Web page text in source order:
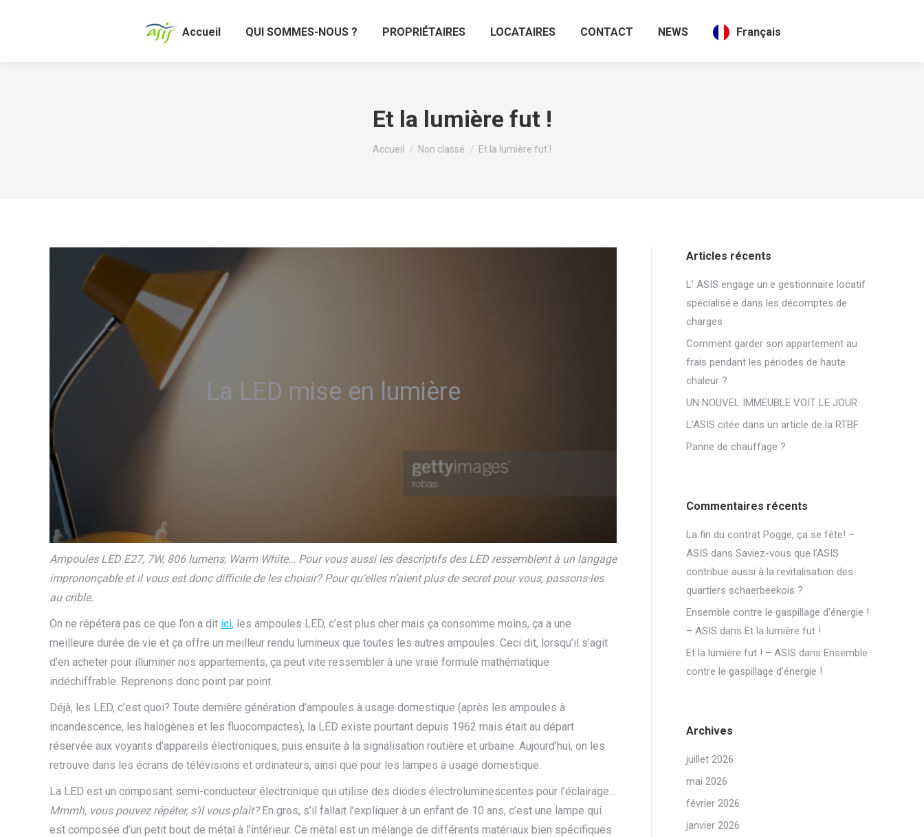
Accueil QUI SOMMES-NOUS ? PROPRIÉTAIRES LOCATAIRES CONTACT NEWS Français
Et la lumière fut !
Vous êtes ici :
Accueil Non classé Et la lumière fut !
La LED mise en lumière
Ampoules LED E27, 7W, 806 lumens, Warm White… Pour vous aussi les descriptifs des LED ressemblent à un langage
imprononçable et il vous est donc difficile de les choisir? Pour qu’elles n’aient plus de secret pour vous, passons-les
au crible.
On ne répétera pas ce que l’on a dit ici, les ampoules LED, c’est plus cher mais ça consomme moins, ça a une
meilleure durée de vie et ça offre un meilleur rendu lumineux que toutes les autres ampoules. Ceci dit, lorsqu’il s’agit
d’en acheter pour illuminer nos appartements, ça peut vite ressembler à une vraie formule mathématique
indéchiffrable. Reprenons donc point par point.
Déjà, les LED, c’est quoi? Toute dernière génération d’ampoules à usage domestique (après les ampoules à
incandescence, les halogènes et les fluocompactes), la LED existe pourtant depuis 1962 mais était au départ
réservée aux voyants d’appareils électroniques, puis ensuite à la signalisation routière et urbaine. Aujourd’hui, on les
retrouve dans les écrans de télévisions et ordinateurs, ainsi que pour les lampes à usage domestique.
La LED est un composant semi-conducteur électronique qui utilise des diodes électroluminescentes pour l’éclairage…
Mmmh, vous pouvez répéter, s’il vous plaît? En gros, s’il fallait l’expliquer à un enfant de 10 ans, c’est une lampe qui
est composée d’un petit bout de métal à l’intérieur. Ce métal est un mélange de différents matériaux bien spécifiques
Articles récents
L’ ASIS engage un.e gestionnaire locatif
spécialisé.e dans les décomptes de
charges
Comment garder son appartement au
frais pendant les périodes de haute
chaleur ?
UN NOUVEL IMMEUBLE VOIT LE JOUR
L’ASIS citée dans un article de la RTBF
Panne de chauffage ?
Commentaires récents
La fin du contrat Pogge, ça se fête! –
ASIS dans Saviez-vous que l’ASIS
contribue aussi à la revitalisation des
quartiers schaerbeekois ?
Ensemble contre le gaspillage d’énergie !
– ASIS dans Et la lumière fut !
Et la lumière fut ! – ASIS dans Ensemble
contre le gaspillage d’énergie !
Archives
juillet 2026
mai 2026
février 2026
janvier 2026